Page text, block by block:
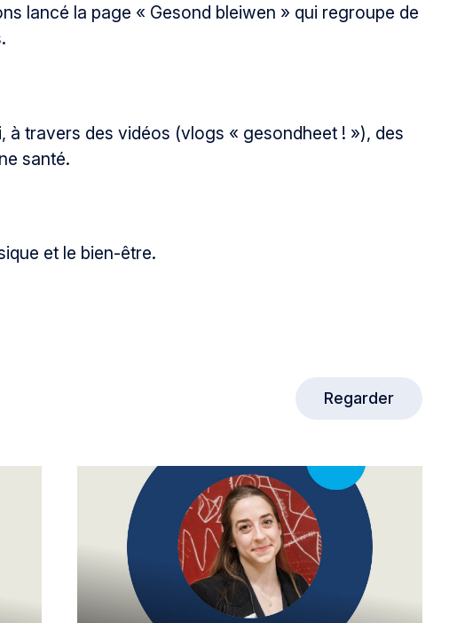
lancé la page « Gesond bleiwen » qui regroupe de
travers des vidéos (vlogs « gesondheet ! »), des
santé.
et le bien-être.
Regarder